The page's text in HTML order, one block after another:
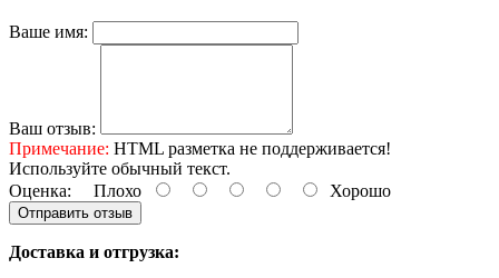
Ваше имя:
Ваш отзыв:
Примечание: HTML разметка не поддерживается!
Используйте обычный текст.
Оценка: Плохо Хорошо
Отправить отзыв
Доставка и отгрузка: